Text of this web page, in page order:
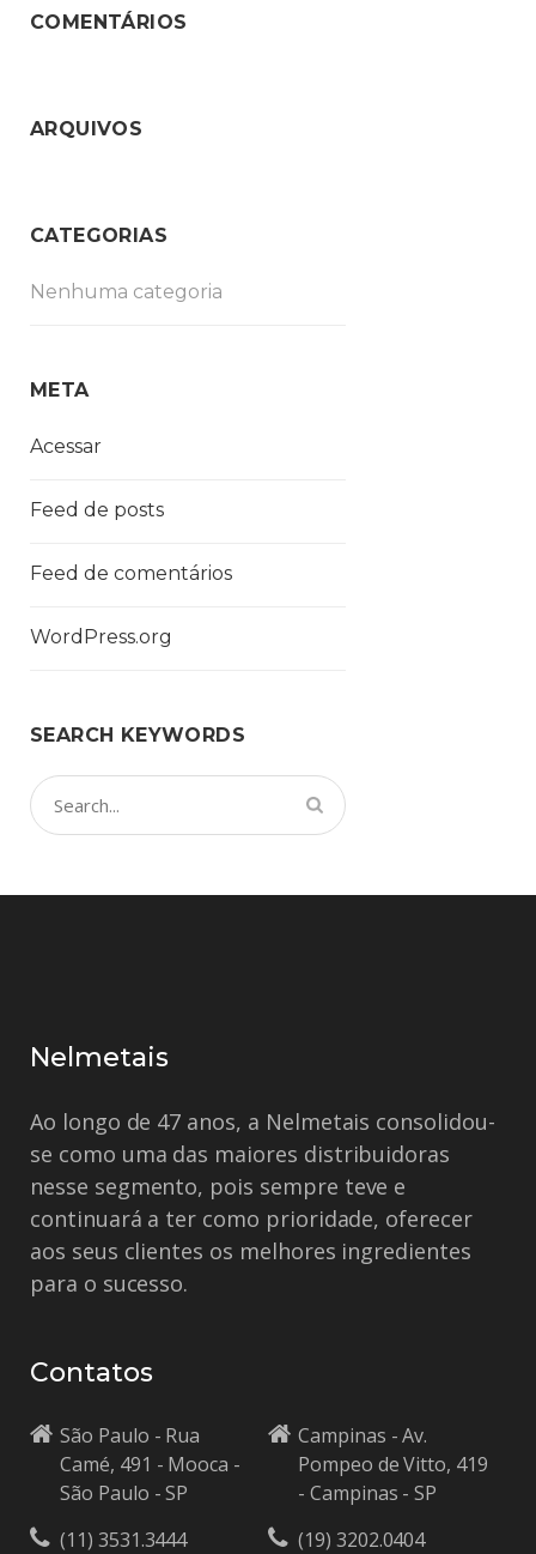
COMENTÁRIOS
ARQUIVOS
CATEGORIAS
Nenhuma categoria
META
Acessar
Feed de posts
Feed de comentários
WordPress.org
SEARCH KEYWORDS
Nelmetais
Ao longo de 47 anos, a Nelmetais consolidou-
se como uma das maiores distribuidoras
nesse segmento, pois sempre teve e
continuará a ter como prioridade, oferecer
aos seus clientes os melhores ingredientes
para o sucesso.
Contatos
São Paulo - Rua
Camé, 491 - Mooca -
São Paulo - SP
(11) 3531.3444
Campinas - Av.
Pompeo de Vitto, 419
- Campinas - SP
(19) 3202.0404